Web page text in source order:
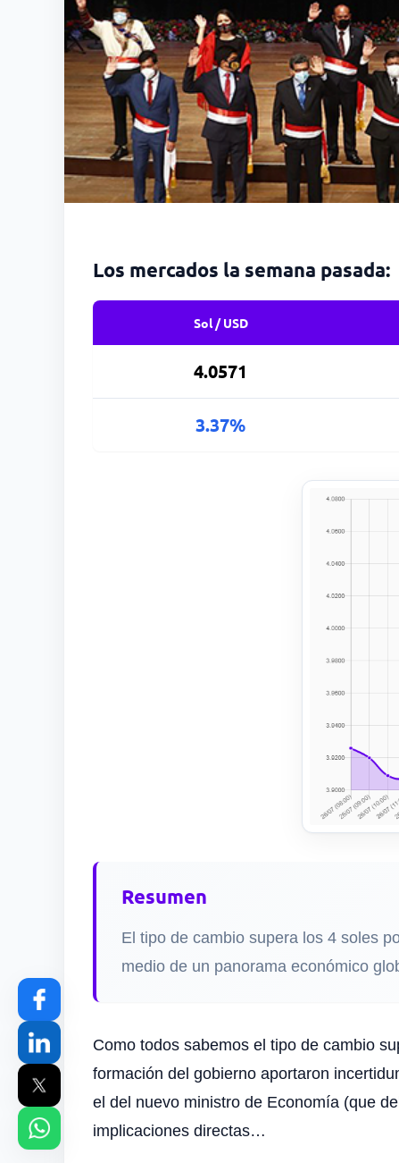
Los mercados la semana pasada:
Sol / USD
4.0571
3.37%
Resumen
El tipo de cambio supera los 4 soles
medio de un panorama económico
Como todos sabemos el tipo de cambio
formación del gobierno aportaron
el del nuevo ministro de Economía (que
implicaciones directas…